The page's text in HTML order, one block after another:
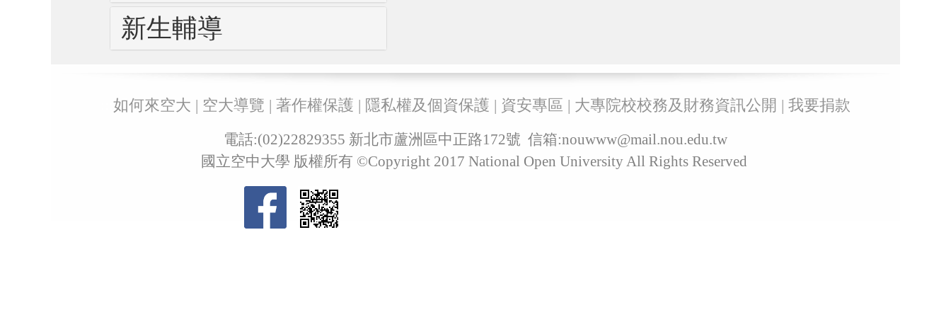
新生輔導
如何來空大 | 空大導覽 | 著作權保護 | 隱私權及個資保護 | 資安專區 | 大專院校校務及財務資訊公開 | 我要捐款
電話:(02)22829355 新北市蘆洲區中正路172號 信箱:nouwww@mail.nou.edu.tw
國立空中大學 版權所有 ©Copyright 2017 National Open University All Rights Reserved